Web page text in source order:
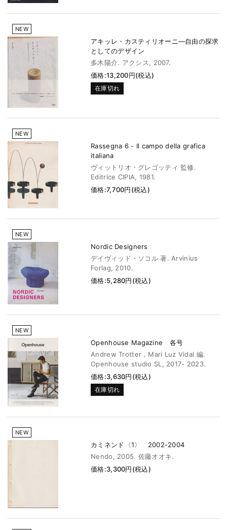
NEW
アキッレ・カスティリオーニ―自由の探求
としてのデザイン
多木陽介. アクシス, 2007.
価格:13,200円(税込)
在庫切れ
NEW
Rassegna 6 - Il campo della grafica
italiana
ヴィットリオ・グレゴッティ 監修.
Editrice CIPIA, 1981.
価格:7,700円(税込)
NEW
Nordic Designers
デイヴィッド・ソコル 著. Arvinius
Forlag, 2010.
価格:5,280円(税込)
NEW
Openhouse Magazine 各号
Andrew Trotter，Mari Luz Vidal 編.
Openhouse studio SL, 2017- 2023.
価格:3,630円(税込)
在庫切れ
NEW
カミネンド〈1〉 2002-2004
Nendo, 2005. 佐藤オオキ.
価格:3,300円(税込)